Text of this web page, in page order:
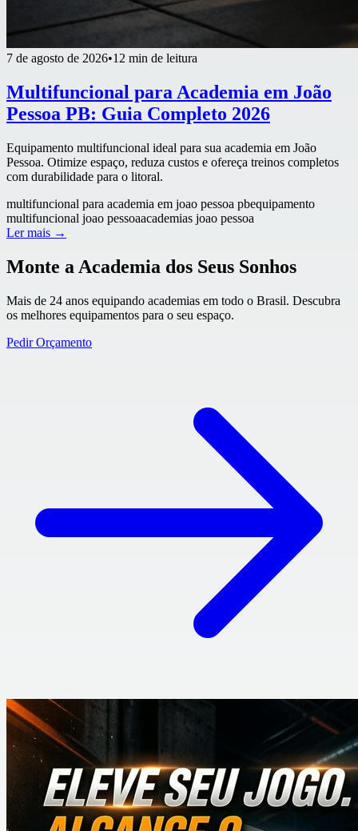
7 de agosto de 2026•12 min de leitura
Multifuncional para Academia em João
Pessoa PB: Guia Completo 2026
Equipamento multifuncional ideal para sua academia em João
Pessoa. Otimize espaço, reduza custos e ofereça treinos completos
com durabilidade para o litoral.
multifuncional para academia em joao pessoa pbequipamento
multifuncional joao pessoaacademias joao pessoa
Ler mais →
Monte a Academia dos Seus Sonhos
Mais de 24 anos equipando academias em todo o Brasil. Descubra
os melhores equipamentos para o seu espaço.
Pedir Orçamento